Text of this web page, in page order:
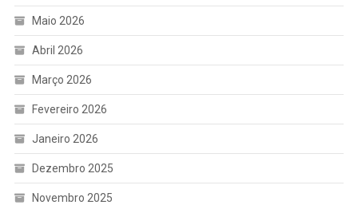
Maio 2026
Abril 2026
Março 2026
Fevereiro 2026
Janeiro 2026
Dezembro 2025
Novembro 2025